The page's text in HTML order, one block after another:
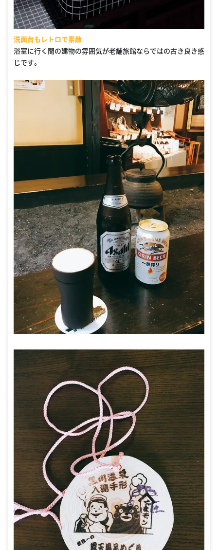
洗面台もレトロで素敵
浴室に行く間の建物の雰囲気が老舗旅館ならではの古き良き感
じです。